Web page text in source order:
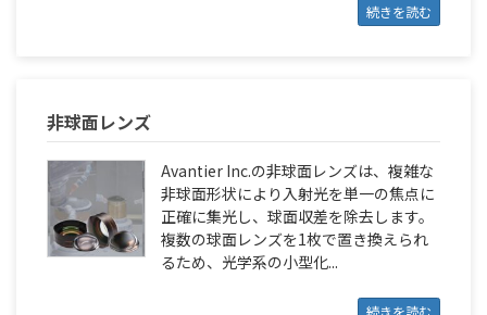
続きを読む
非球面レンズ
Avantier Inc.の非球面レンズは、複雑な
非球面形状により入射光を単一の焦点に
正確に集光し、球面収差を除去します。
複数の球面レンズを1枚で置き換えられ
るため、光学系の小型化...